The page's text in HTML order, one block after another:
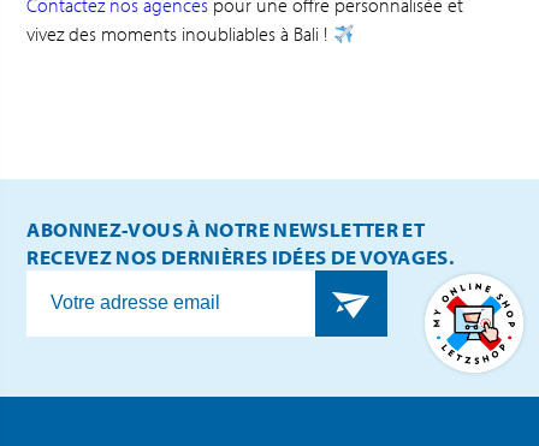
Contactez nos agences pour une offre personnalisée et
vivez des moments inoubliables à Bali !
ABONNEZ-VOUS À NOTRE NEWSLETTER ET
RECEVEZ NOS DERNIÈRES IDÉES DE VOYAGES.